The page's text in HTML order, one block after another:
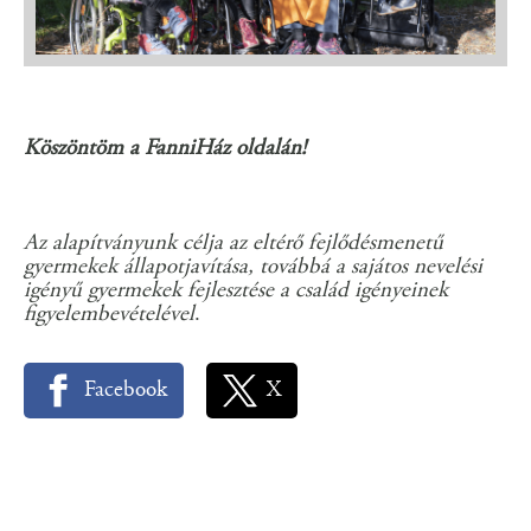
Köszöntöm a FanniHáz oldalán!
Az alapítványunk célja az eltérő fejlődésmenetű
gyermekek állapotjavítása, továbbá a sajátos nevelési
igényű gyermekek fejlesztése a család igényeinek
figyelembevételével.
Facebook X